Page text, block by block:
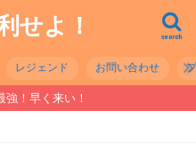
せよ！ search
レジェンド お問い合わせ
強！早く来い！